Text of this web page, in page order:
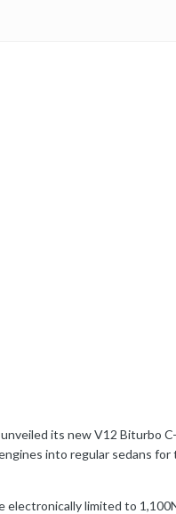
its new V12
into regular sedans
limited to